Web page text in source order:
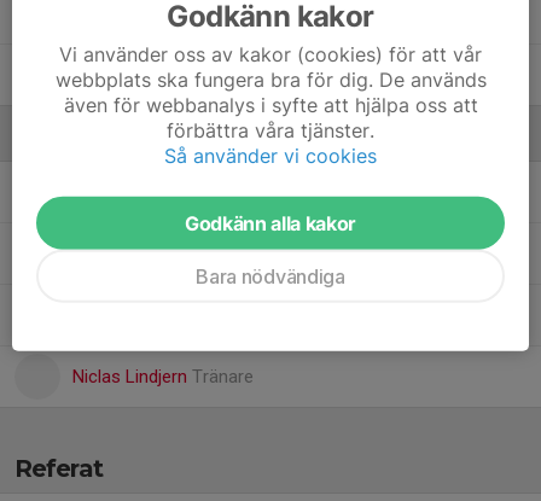
Zander Höglund
Fredrik BarkTränare
Jonas OlaussonTränare
Niclas Lindjern Tränare
Referat
Godkänn kakor
Vi använder oss av kakor (cookies) för att vår
webbplats ska fungera bra för dig. De används
även för webbanalys i syfte att hjälpa oss att
förbättra våra tjänster.
Så använder vi cookies
Godkänn alla kakor
Bara nödvändiga